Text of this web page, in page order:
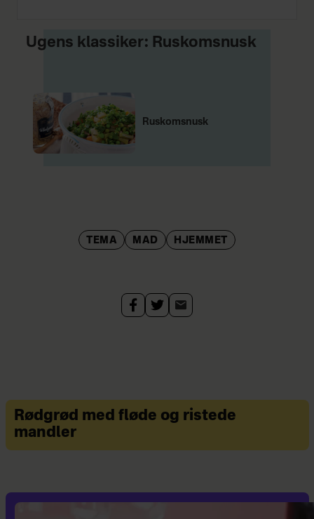
Ugens klassiker: Ruskomsnusk
Ruskomsnusk
TEMA MAD HJEMMET
Rødgrød med fløde og ristede
mandler